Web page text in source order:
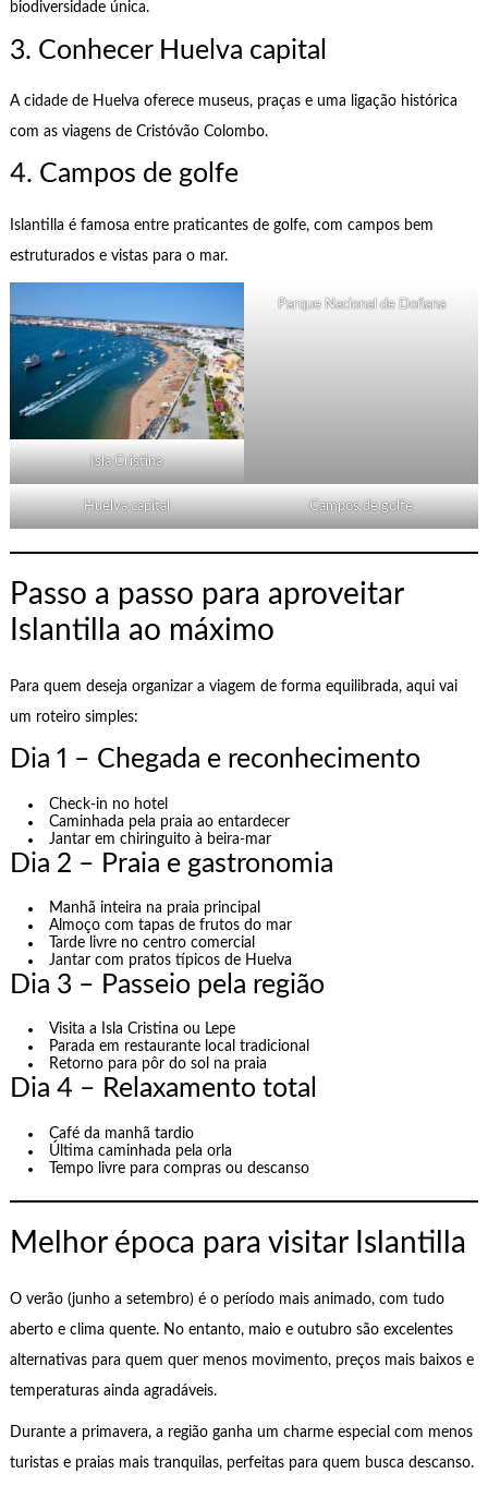
biodiversidade única.
3. Conhecer Huelva capital
A cidade de Huelva oferece museus, praças e uma ligação histórica
com as viagens de Cristóvão Colombo.
4. Campos de golfe
Islantilla é famosa entre praticantes de golfe, com campos bem
estruturados e vistas para o mar.
Isla Cristina
Parque Nacional de Doñana
Huelva capital Campos de golfe
Passo a passo para aproveitar
Islantilla ao máximo
Para quem deseja organizar a viagem de forma equilibrada, aqui vai
um roteiro simples:
Dia 1 – Chegada e reconhecimento
Check-in no hotel
Caminhada pela praia ao entardecer
Jantar em chiringuito à beira-mar
Dia 2 – Praia e gastronomia
Manhã inteira na praia principal
Almoço com tapas de frutos do mar
Tarde livre no centro comercial
Jantar com pratos típicos de Huelva
Dia 3 – Passeio pela região
Visita a Isla Cristina ou Lepe
Parada em restaurante local tradicional
Retorno para pôr do sol na praia
Dia 4 – Relaxamento total
Café da manhã tardio
Última caminhada pela orla
Tempo livre para compras ou descanso
Melhor época para visitar Islantilla
O verão (junho a setembro) é o período mais animado, com tudo
aberto e clima quente. No entanto, maio e outubro são excelentes
alternativas para quem quer menos movimento, preços mais baixos e
temperaturas ainda agradáveis.
Durante a primavera, a região ganha um charme especial com menos
turistas e praias mais tranquilas, perfeitas para quem busca descanso.